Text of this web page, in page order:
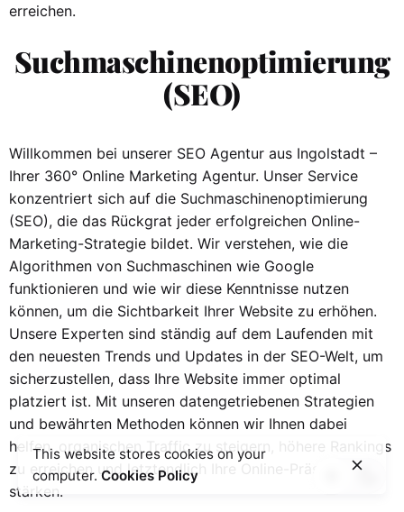
erreichen.
Suchmaschinenoptimierung
(SEO)
Willkommen bei unserer SEO Agentur aus Ingolstadt –
Ihrer 360° Online Marketing Agentur. Unser Service
konzentriert sich auf die Suchmaschinenoptimierung
(SEO), die das Rückgrat jeder erfolgreichen Online-
Marketing-Strategie bildet. Wir verstehen, wie die
Algorithmen von Suchmaschinen wie Google
funktionieren und wie wir diese Kenntnisse nutzen
können, um die Sichtbarkeit Ihrer Website zu erhöhen.
Unsere Experten sind ständig auf dem Laufenden mit
den neuesten Trends und Updates in der SEO-Welt, um
sicherzustellen, dass Ihre Website immer optimal
platziert ist. Mit unseren datengetriebenen Strategien
und bewährten Methoden können wir Ihnen dabei
helfen, organischen Traffic zu steigern, höhere Rankings
zu erreichen und letztendlich Ihre Online-Präsenz zu
stärken.
This website stores cookies on your
computer. Cookies Policy